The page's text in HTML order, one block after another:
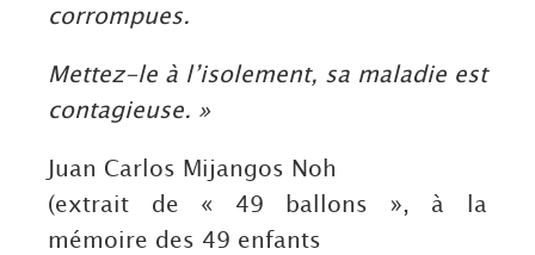
corrompues.
Mettez-le à l’isolement, sa maladie est
contagieuse. »
Juan Carlos Mijangos Noh
(extrait de « 49 ballons », à la
mémoire des 49 enfants